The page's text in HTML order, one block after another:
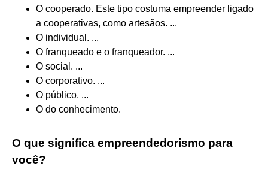
O cooperado. Este tipo costuma empreender ligado
a cooperativas, como artesãos. ...
O individual. ...
O franqueado e o franqueador. ...
O social. ...
O corporativo. ...
O público. ...
O do conhecimento.
O que significa empreendedorismo para
você?